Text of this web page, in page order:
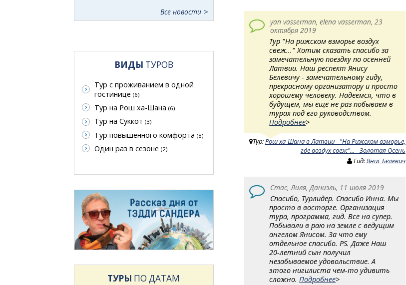
yan vasserman, elena vasserman, 23
октября 2019
Тур "На рижском взморье воздух
свеж..." Хотим сказать спасибо за
замечательную поездку по осенней
Латвии. Наш респект Янису
Белевичу - замечательному гиду,
прекрасному организатору и просто
хорошему человеку. Надеемся, что в
будущем, мы ещё не раз побываем в
турах под его руководством.
Подробнее>
Тур:Рош ха-Шана в Латвии - "На Рижском взморье,
где воздух свеж"... - Золотая Осень
Гид:Янис Белевич
Стас, Лиля, Даниэль, 11 июля 2019
Спасибо, Турлидер. Спасибо Инна. Мы
просто в восторге. Организация
тура, программа, гид. Все на супер.
Побывали в раю на земле с ведущим
ангелом Янисом. За что ему
отдельное спасибо. PS. Даже Наш
20-летний сын получил
незабываемое удовольствие. А
этого нигилиста чем-то удивить
сложно.Подробнее>
Все новости
ВИДЫ ТУРОВ
Тур с проживанием в одной
гостинице (6)
Тур на Рош ха-Шана (6)
Тур на Суккот (3)
Тур повышенного комфорта (8)
Один раз в сезоне (2)
ТУРЫ ПО ДАТАМ